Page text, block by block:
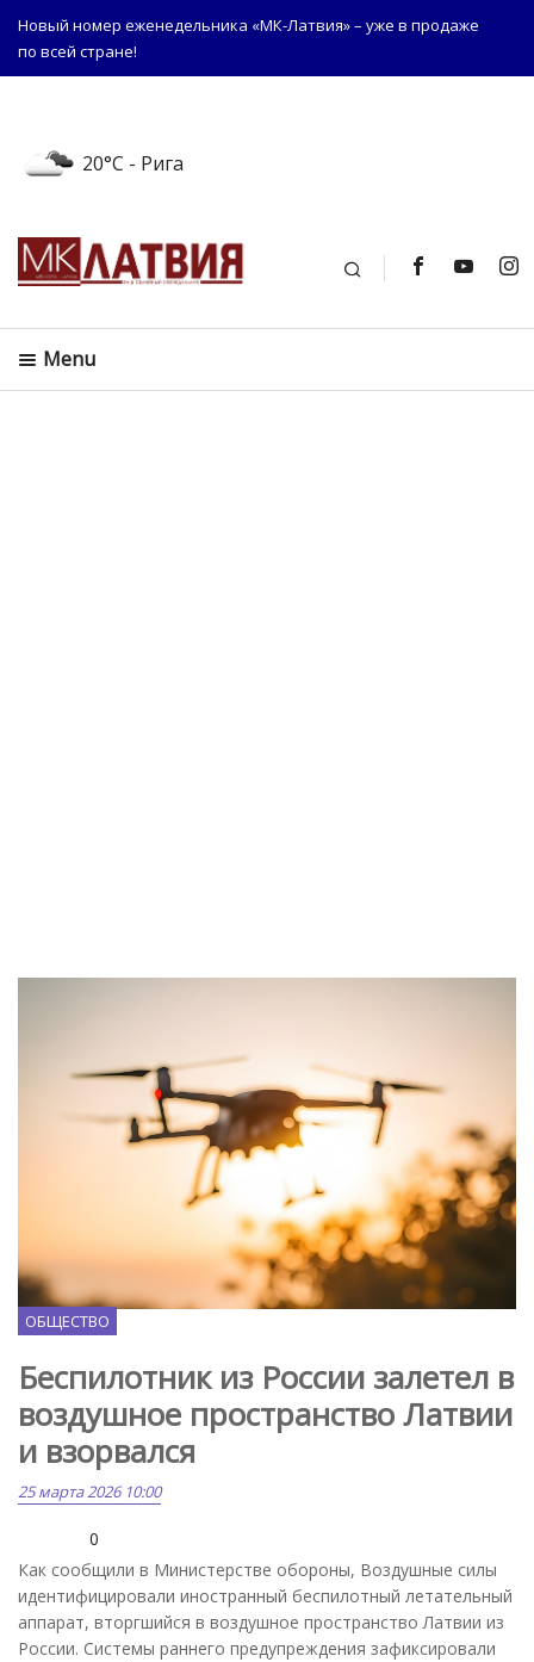
Новый номер еженедельника «МК-Латвия» – уже в продаже
по всей стране!
20°C - Рига
Поиск
Menu
Freepik.com
ОБЩЕСТВО
Беспилотник из России залетел в
воздушное пространство Латвии
и взорвался
25 марта 2026 10:00
0
Как сообщили в Министерстве обороны, Воздушные силы
идентифицировали иностранный беспилотный летательный
аппарат, вторгшийся в воздушное пространство Латвии из
России. Системы раннего предупреждения зафиксировали